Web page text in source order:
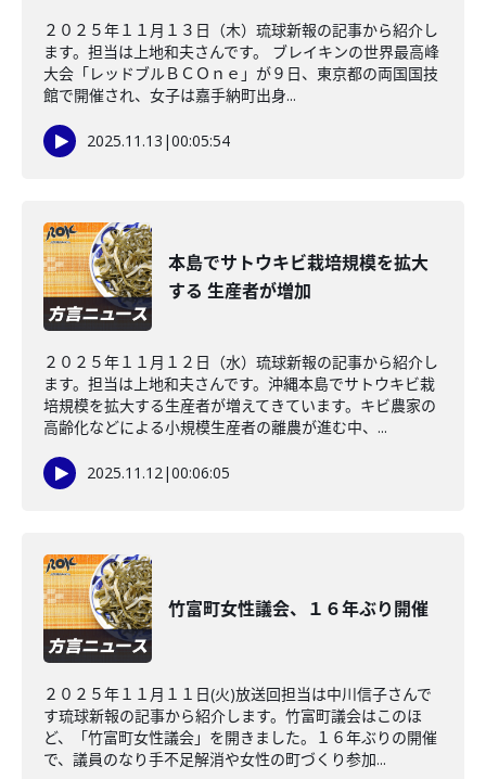
２０２５年１１月１３日（木）琉球新報の記事から紹介し
ます。担当は上地和夫さんです。 ブレイキンの世界最高峰
大会「レッドブルＢＣＯｎｅ」が９日、東京都の両国国技
館で開催され、女子は嘉手納町出身...
2025.11.13 |00:05:54
本島でサトウキビ栽培規模を拡大
する 生産者が増加
２０２５年１１月１２日（水）琉球新報の記事から紹介し
ます。担当は上地和夫さんです。沖縄本島でサトウキビ栽
培規模を拡大する生産者が増えてきています。キビ農家の
高齢化などによる小規模生産者の離農が進む中、...
2025.11.12|00:06:05
竹富町女性議会、１６年ぶり開催
２０２５年１１月１１日(火)放送回担当は中川信子さんで
す琉球新報の記事から紹介します。竹富町議会はこのほ
ど、「竹富町女性議会」を開きました。１６年ぶりの開催
で、議員のなり手不足解消や女性の町づくり参加...